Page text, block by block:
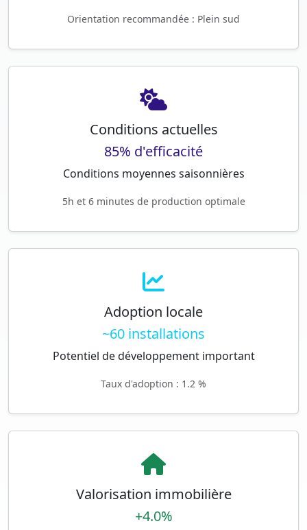
Orientation recommandée : Plein sud
Conditions actuelles
85% d'efficacité
Conditions moyennes saisonnières
5h et 6 minutes de production optimale
Adoption locale
~60 installations
Potentiel de développement important
Taux d'adoption : 1.2 %
Valorisation immobilière
+4.0%